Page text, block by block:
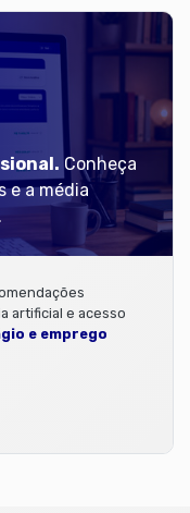
Conheça
e a média
artificial e acesso
e emprego